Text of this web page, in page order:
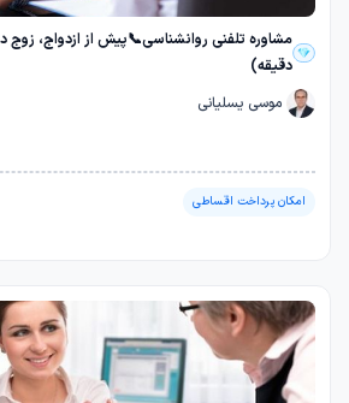
دقیقه)
موسی یسلیانی
امکان پرداخت اقساطی